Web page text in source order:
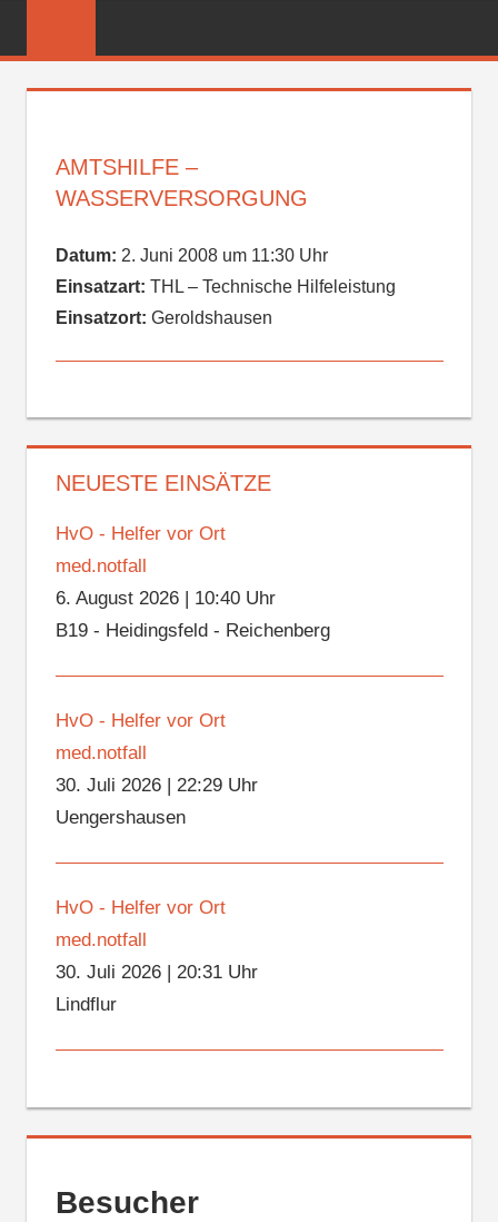
FEUERWEHR
AMTSHILFE –
WASSERVERSORGUNG
Datum: 2. Juni 2008 um 11:30 Uhr
Einsatzart: THL – Technische Hilfeleistung
Einsatzort: Geroldshausen
NEUESTE EINSÄTZE
HvO - Helfer vor Ort
med.notfall
6. August 2026| 10:40 Uhr
B19 - Heidingsfeld - Reichenberg
HvO - Helfer vor Ort
med.notfall
30. Juli 2026| 22:29 Uhr
Uengershausen
HvO - Helfer vor Ort
med.notfall
30. Juli 2026| 20:31 Uhr
Lindflur
Besucher